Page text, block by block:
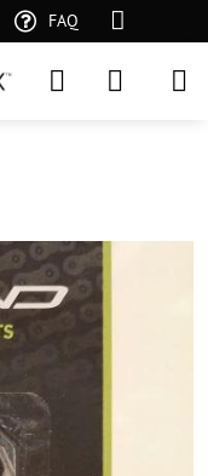
FAQ